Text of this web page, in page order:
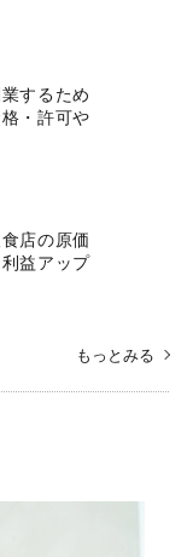
するため
・許可や
店の原価
益アップ
もっとみる